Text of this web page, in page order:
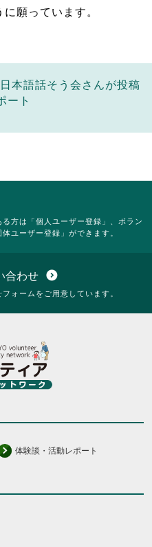
願っています。
本語話そう会さんが投稿
ート
方は「個人ユーザー登録」、ボラン
ユーザー登録」ができます。
合わせ expand_circle_down
ォームをご用意しています。
体験談・活動レポート